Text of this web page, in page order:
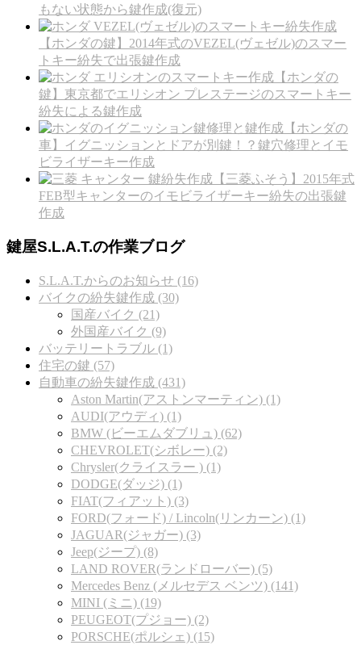
もない状態から鍵作成(復元)
【ホンダの鍵】2014年式のVEZEL(ヴェゼル)のスマー
トキー紛失で出張鍵作成
【ホンダの
鍵】東京都でエリシオン プレステージのスマートキー
紛失による鍵作成
【ホンダの
車】イグニッションとドアが別鍵！？鍵穴修理とイモ
ビライザーキー作成
【三菱ふそう】2015年式
FEB型キャンターのイモビライザーキー紛失の出張鍵
作成
鍵屋S.L.A.T.の作業ブログ
S.L.A.T.からのお知らせ (16)
バイクの紛失鍵作成 (30)
国産バイク (21)
外国産バイク (9)
バッテリートラブル (1)
住宅の鍵 (57)
自動車の紛失鍵作成 (431)
Aston Martin(アストンマーティン) (1)
AUDI(アウディ) (1)
BMW (ビーエムダブリュ) (62)
CHEVROLET(シボレー) (2)
Chrysler(クライスラー ) (1)
DODGE(ダッジ) (1)
FIAT(フィアット) (3)
FORD(フォード) / Lincoln(リンカーン) (1)
JAGUAR(ジャガー) (3)
Jeep(ジープ) (8)
LAND ROVER(ランドローバー) (5)
Mercedes Benz (メルセデス ベンツ) (141)
MINI (ミニ) (19)
PEUGEOT(プジョー) (2)
PORSCHE(ポルシェ) (15)